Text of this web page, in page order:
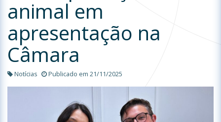
animal em
apresentação na
Câmara
Notícias Publicado em 21/11/2025